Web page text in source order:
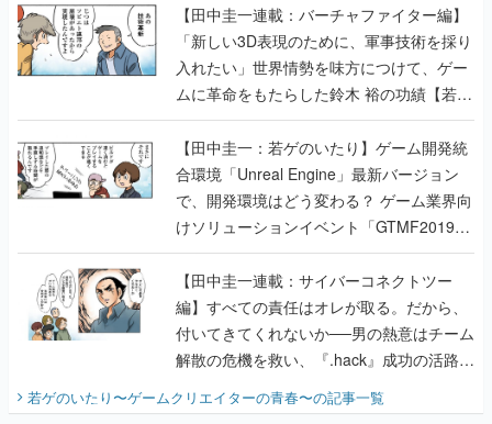
【田中圭一連載：バーチャファイター編】
「新しい3D表現のために、軍事技術を採り
入れたい」世界情勢を味方につけて、ゲー
ムに革命をもたらした鈴木 裕の功績【若ゲ
のいたり】
【田中圭一：若ゲのいたり】ゲーム開発統
合環境「Unreal Engine」最新バージョン
で、開発環境はどう変わる？ ゲーム業界向
けソリューションイベント「GTMF2019」
に行って、より理解を深めよう【PR】
【田中圭一連載：サイバーコネクトツー
編】すべての責任はオレが取る。だから、
付いてきてくれないか──男の熱意はチーム
解散の危機を救い、『.hack』成功の活路を
『少年ジャンプ』色だった【若ゲのいた
若ゲのいたり〜ゲームクリエイターの青春〜の記事一覧